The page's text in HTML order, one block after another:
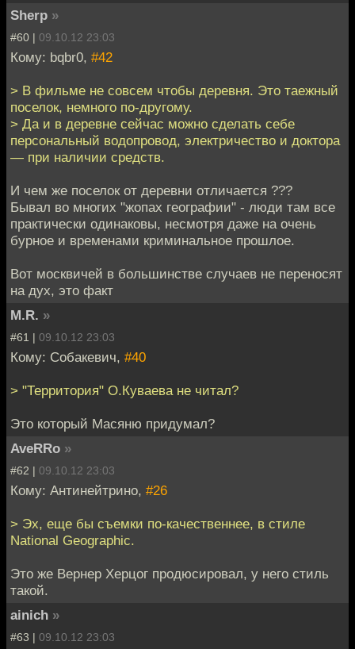
Sherp »
#60 | 09.10.12 23:03
Кому: bqbr0, #42
> В фильме не совсем чтобы деревня. Это таежный
поселок, немного по-другому.
> Да и в деревне сейчас можно сделать себе
персональный водопровод, электричество и доктора
— при наличии средств.
И чем же поселок от деревни отличается ???
Бывал во многих "жопах географии" - люди там все
практически одинаковы, несмотря даже на очень
бурное и временами криминальное прошлое.
Вот москвичей в большинстве случаев не переносят
на дух, это факт
M.R. »
#61 | 09.10.12 23:03
Кому: Собакевич, #40
> "Территория" О.Куваева не читал?
Это который Масяню придумал?
AveRRo »
#62 | 09.10.12 23:03
Кому: Антинейтрино, #26
> Эх, еще бы съемки по-качественнее, в стиле
National Geographic.
Это же Вернер Херцог продюсировал, у него стиль
такой.
ainich »
#63 | 09.10.12 23:03